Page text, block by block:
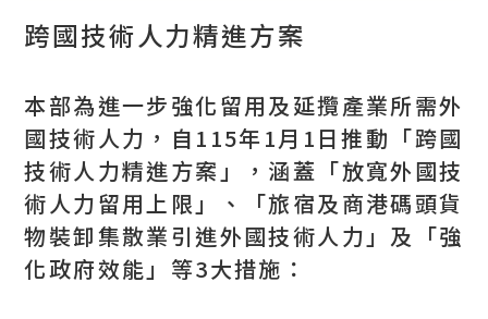
跨國技術人力精進方案
本部為進一步強化留用及延攬產業所需外
國技術人力，自115年1月1日推動「跨國
技術人力精進方案」，涵蓋「放寬外國技
術人力留用上限」、「旅宿及商港碼頭貨
物裝卸集散業引進外國技術人力」及「強
化政府效能」等3大措施：